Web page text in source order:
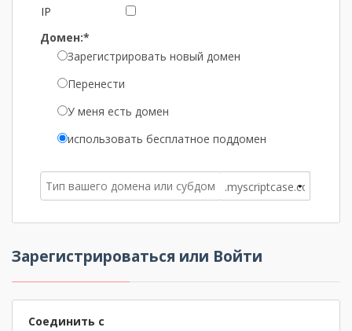
IP
Домен:*
Зарегистрировать новый домен
Перенести
У меня есть домен
использовать бесплатное поддомен
Зарегистрироваться или Войти
Соединить с